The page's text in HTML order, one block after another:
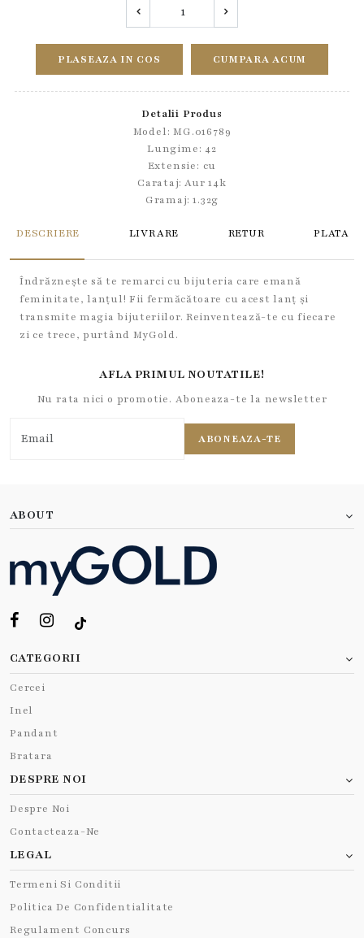
PLASEAZA IN COS CUMPARA ACUM
Detalii Produs
Model: MG.016789
Lungime: 42
Extensie: cu
Carataj: Aur 14k
Gramaj: 1.32g
DESCRIERE LIVRARE RETUR PLATA
Îndrăznește să te remarci cu bijuteria care emană
feminitate, lanțul! Fii fermăcătoare cu acest lanț și
transmite magia bijuteriilor. Reinventează-te cu fiecare
zi ce trece, purtând MyGold.
AFLA PRIMUL NOUTATILE!
Nu rata nici o promotie. Aboneaza-te la newsletter
ABONEAZA-TE
ABOUT
CATEGORII
Cercei
Inel
Pandant
Bratara
DESPRE NOI
Despre Noi
Contacteaza-Ne
LEGAL
Termeni Si Conditii
Politica De Confidentialitate
Regulament Concurs